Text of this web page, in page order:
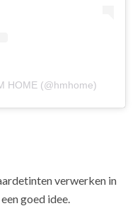
HOME (@hmhome)
verwerken in
goed idee.